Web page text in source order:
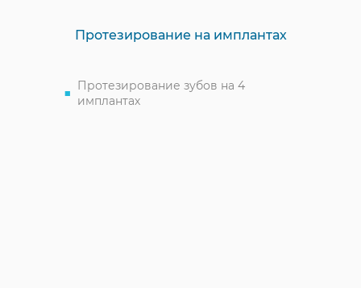
Протезирование на имплантах
Протезирование зубов на 4
имплантах